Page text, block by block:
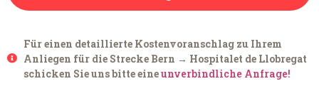
Für einen detaillierte Kostenvoranschlag zu Ihrem
Anliegen für die Strecke Bern → Hospitalet de Llobregat
schicken Sie uns bitte eineunverbindliche Anfrage!